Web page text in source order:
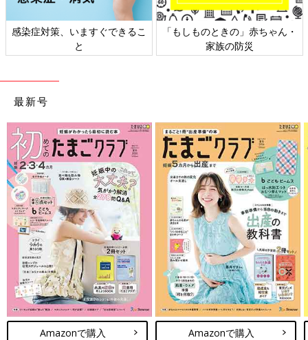
感染症対策、いますぐできるこ
と
「もしものときの」赤ちゃん・
家族の防災
最新号
Amazonで購入 Amazonで購入